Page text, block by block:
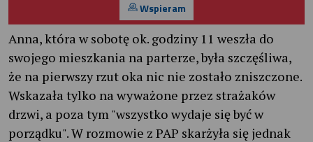
Wspieram
Anna, która w sobotę ok. godziny 11 weszła do
swojego mieszkania na parterze, była szczęśliwa,
że na pierwszy rzut oka nic nie zostało zniszczone.
Wskazała tylko na wyważone przez strażaków
drzwi, a poza tym "wszystko wydaje się być w
porządku". W rozmowie z PAP skarżyła się jednak